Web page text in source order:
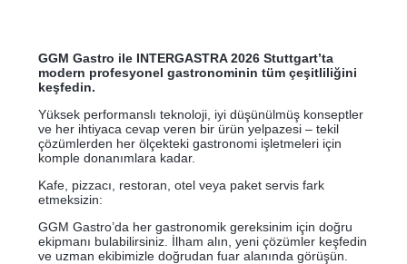
GGM Gastro ile INTERGASTRA 2026 Stuttgart’ta
modern profesyonel gastronominin tüm çeşitliliğini
keşfedin.
Yüksek performanslı teknoloji, iyi düşünülmüş konseptler
ve her ihtiyaca cevap veren bir ürün yelpazesi – tekil
çözümlerden her ölçekteki gastronomi işletmeleri için
komple donanımlara kadar.
Kafe, pizzacı, restoran, otel veya paket servis fark
etmeksizin:
GGM Gastro’da her gastronomik gereksinim için doğru
ekipmanı bulabilirsiniz. İlham alın, yeni çözümler keşfedin
ve uzman ekibimizle doğrudan fuar alanında görüşün.